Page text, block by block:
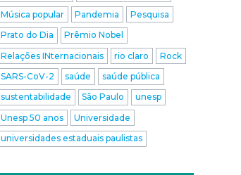
Música popular
Pandemia
Pesquisa
Prato do Dia
Prêmio Nobel
Relações INternacionais
rio claro
Rock
SARS-CoV-2
saúde
saúde pública
sustentabilidade
São Paulo
unesp
Unesp 50 anos
Universidade
universidades estaduais paulistas